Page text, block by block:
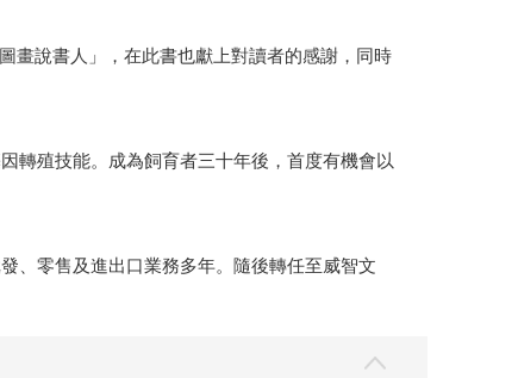
畫說書人」，在此書也獻上對讀者的感謝，同時
轉殖技能。成為飼育者三十年後，首度有機會以
、零售及進出口業務多年。隨後轉任至威智文